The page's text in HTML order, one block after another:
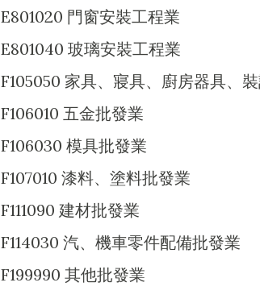
E801020 門窗安裝工程業
E801040 玻璃安裝工程業
F105050 家具、寢具、廚房器具、
F106010 五金批發業
F106030 模具批發業
F107010 漆料、塗料批發業
F111090 建材批發業
F114030 汽、機車零件配備批發業
F199990 其他批發業